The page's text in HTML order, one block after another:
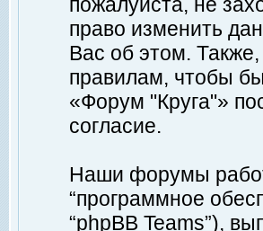
право изменить
Вас об этом.
правилам, чтобы
«Форум "Круга"»
согласие.
Наши форумы
“программное
“phpBB Teams”),